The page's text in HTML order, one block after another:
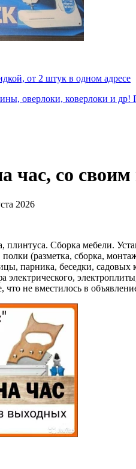
от 2 штук в одном адресе
овeрлoки, ковеpлoки и др!
час, со
2026
плинтуса. Сборка мебели.
полки (разметка, сборка,
парника, беседки, садовых
что не вместилось в